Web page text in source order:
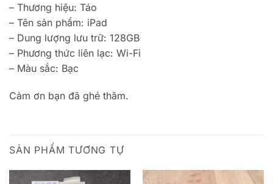
– Thương hiệu: Táo
– Tên sản phẩm: iPad
– Dung lượng lưu trữ: 128GB
– Phương thức liên lạc: Wi-Fi
– Màu sắc: Bạc
Cảm ơn bạn đã ghé thăm.
SẢN PHẨM TƯƠNG TỰ